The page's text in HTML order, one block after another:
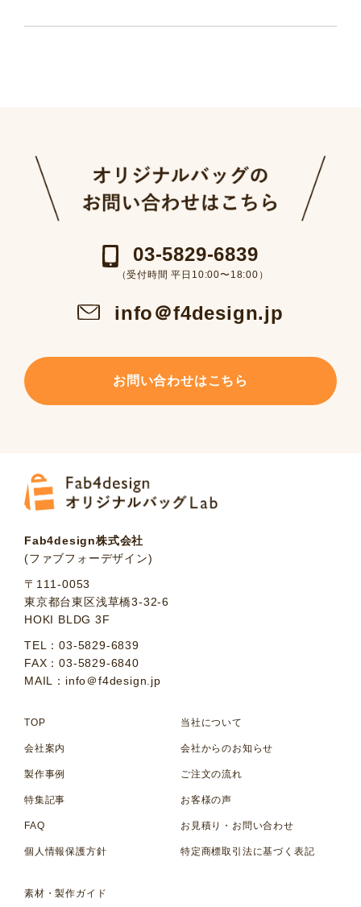
03-5829-6839
（受付時間 平日10:00〜18:00）
info＠f4design.jp
お問い合わせはこちら
Fab4design株式会社
(ファブフォーデザイン)
〒111-0053
東京都台東区浅草橋3-32-6
HOKI BLDG 3F
TEL：03-5829-6839
FAX：03-5829-6840
MAIL：info＠f4design.jp
TOP 当社について
会社案内 会社からのお知らせ
製作事例 ご注文の流れ
特集記事 お客様の声
FAQ お見積り・お問い合わせ
個人情報保護方針 特定商標取引法に基づく表記
素材・製作ガイド